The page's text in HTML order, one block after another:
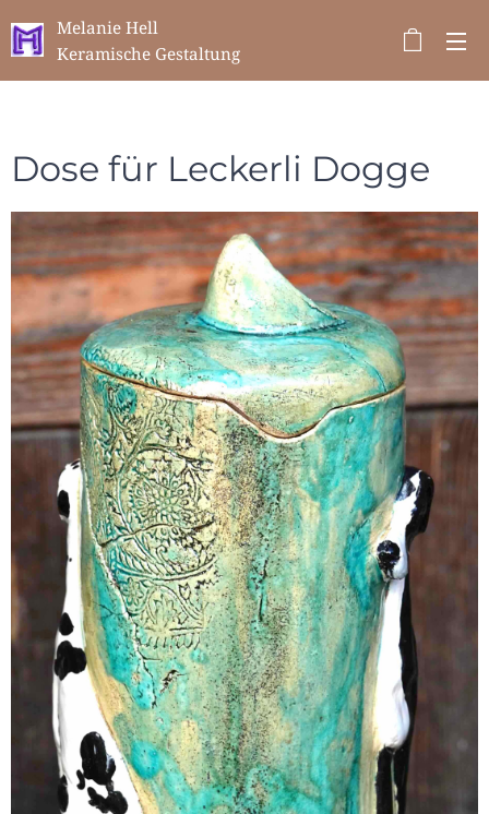
Melanie Hell
Keramische Gestaltung
Dose für Leckerli Dogge